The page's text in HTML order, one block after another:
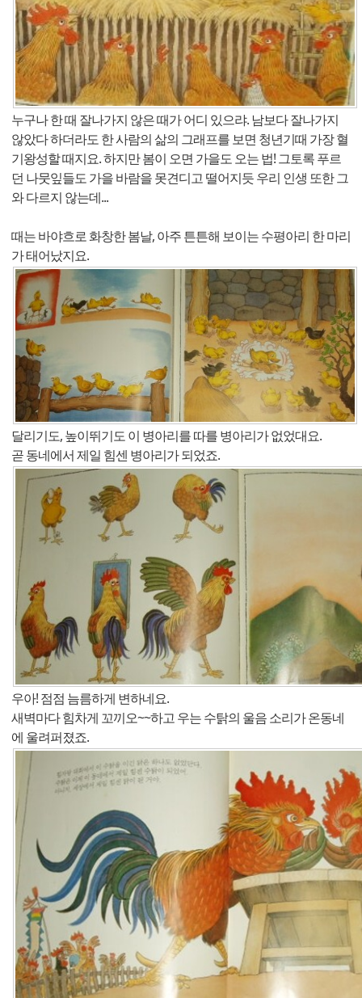
누구나 한 때 잘나가지 않은 때가 어디 있으랴. 남보다 잘나가지
않았다 하더라도 한 사람의 삶의 그래프를 보면 청년기때 가장 혈
기왕성할 때지요. 하지만 봄이 오면 가을도 오는 법! 그토록 푸르
던 나뭇잎들도 가을 바람을 못견디고 떨어지듯 우리 인생 또한 그
와 다르지 않는데...
때는 바야흐로 화창한 봄날, 아주 튼튼해 보이는 수평아리 한 마리
가 태어났지요.
달리기도, 높이뛰기도 이 병아리를 따를 병아리가 없었대요.
곧 동네에서 제일 힘센 병아리가 되었죠.
우아! 점점 늠름하게 변하네요.
새벽마다 힘차게 꼬끼오~~하고 우는 수탉의 울음 소리가 온동네
에 울려퍼졌죠.